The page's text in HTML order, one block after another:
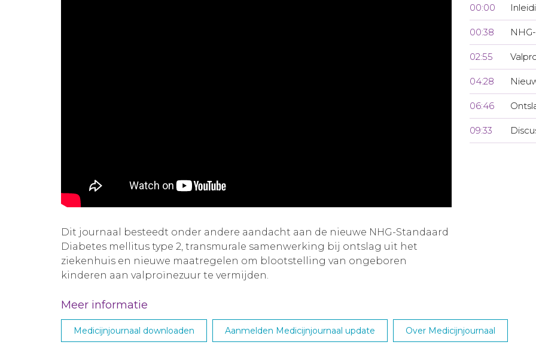
00:00
00:38
02:55
04:28
06:46
09:33
Dit journaal besteedt onder andere aandacht aan de nieuwe NHG-Standaard
Diabetes mellitus type 2, transmurale samenwerking bij ontslag uit het
ziekenhuis en nieuwe maatregelen om blootstelling van ongeboren
kinderen aan valproïnezuur te vermijden.
Meer informatie
Medicijnjournaal downloaden Aanmelden Medicijnjournaal update Over Medicijnjournaal